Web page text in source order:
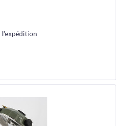
l'expédition